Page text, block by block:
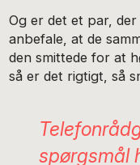
Og er det et par,
anbefale, at de
den smittede for at
så er det rigtigt, så
spørgsmål